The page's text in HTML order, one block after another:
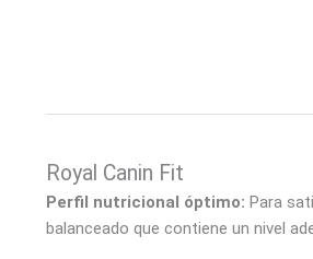
Royal Canin Fit
Perfil nutricional óptimo: Para
balanceado que contiene un nivel